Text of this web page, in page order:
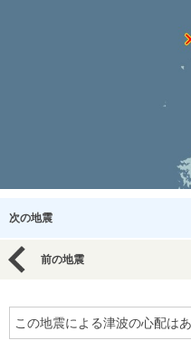
次の地震
前の地震
この地震による津波の心配はあ